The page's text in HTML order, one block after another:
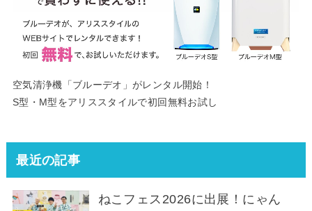
空気清浄機「ブルーデオ」がレンタル開始！
S型・M型をアリススタイルで初回無料お試し
最近の記事
ねこフェス2026に出展！にゃん